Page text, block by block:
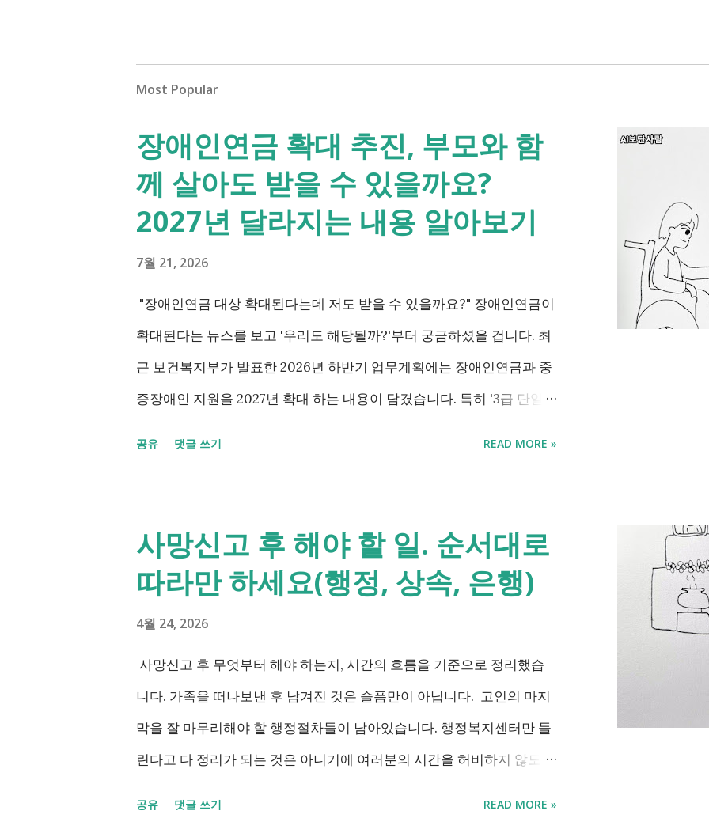
Most Popular
장애인연금 확대 추진, 부모와 함
께 살아도 받을 수 있을까요?
2027년 달라지는 내용 알아보기
7월 21, 2026
"장애인연금 대상 확대된다는데 저도 받을 수 있을까요?" 장애인연금이
확대된다는 뉴스를 보고 '우리도 해당될까?'부터 궁금하셨을 겁니다. 최
근 보건복지부가 발표한 2026년 하반기 업무계획에는 장애인연금과 중
증장애인 지원을 2027년 확대 하는 내용이 담겼습니다. 특히 '3급 단일장
길 바랍니다. 장애인연금과 생계급여 등 복지 지원 상담을 진행하는 모
습 7월 16일 발표된 보건복지부 업무계획에 담긴 내용은 무엇인가요?
2027년 보건복지부의 업무계획에 담긴 장애인관련은 어떤 내용이 있는
시행될 예정입니다. 부모와 함께 살아도 장애인연금을 받을 수 있을까
공유 댓글 쓰기 READ MORE »
사망신고 후 해야 할 일. 순서대로
따라만 하세요(행정, 상속, 은행)
4월 24, 2026
사망신고 후 무엇부터 해야 하는지, 시간의 흐름을 기준으로 정리했습
니다. 가족을 떠나보낸 후 남겨진 것은 슬픔만이 아닙니다. 고인의 마지
막을 잘 마무리해야 할 행정절차들이 남아있습니다. 행정복지센터만 들
린다고 다 정리가 되는 것은 아니기에 여러분의 시간을 허비하지 않도록
공유 댓글 쓰기 READ MORE »